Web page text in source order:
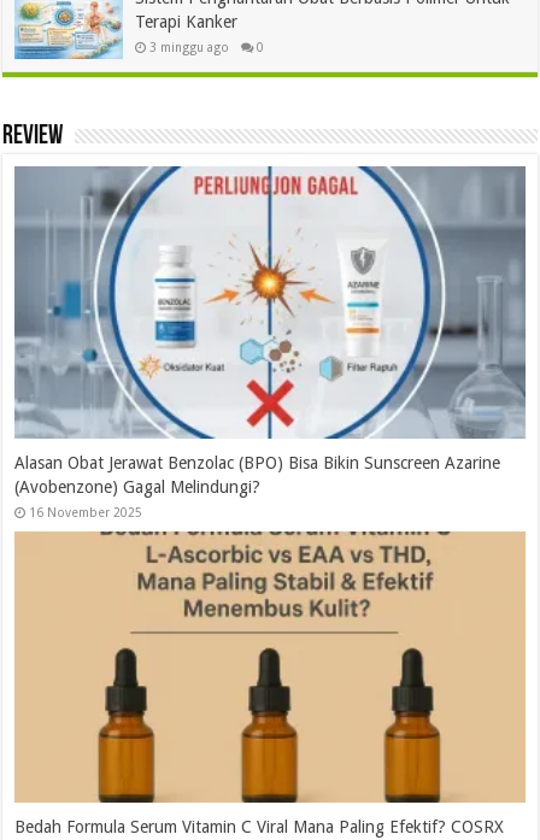
Terapi Kanker
3 minggu ago 0
Review
Whitelab Niacinamide 10% vs 5%, Kapan Anda Benar-Benar Perlu
“Upgrade” Dosis?
15 November 2025
Bedah Tuntas Sunscreen Azarine (Chemical) vs Skintific (Mineral),